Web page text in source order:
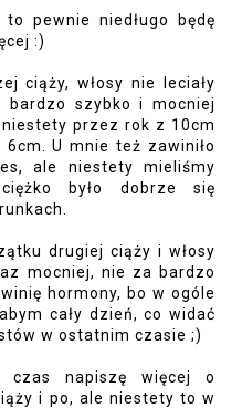
pewnie niedługo będę
:)
ciąży, włosy nie leciały
bardzo szybko i mocniej
niestety przez rok z 10cm
U mnie też zawiniło
ale niestety mieliśmy
było dobrze się
drugiej ciąży i włosy
mocniej, nie za bardzo
hormony, bo w ogóle
cały dzień, co widać
w ostatnim czasie ;)
czas napiszę więcej o
i po, ale niestety to w